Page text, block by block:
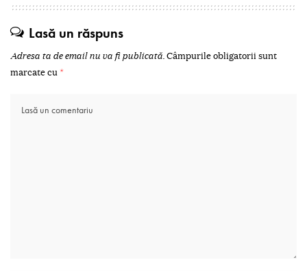
Lasă un răspuns
Adresa ta de email nu va fi publicată.Câmpurile obligatorii sunt
marcate cu *